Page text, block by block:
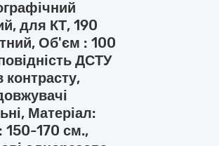
для КТ, 190
Об'єм : 100
ДСТУ
контрасту,
Матеріал:
150-170 см.,